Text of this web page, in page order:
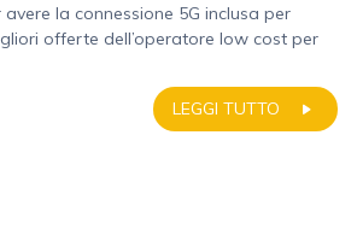
la connessione 5G inclusa per
offerte dell’operatore low cost per
LEGGI TUTTO